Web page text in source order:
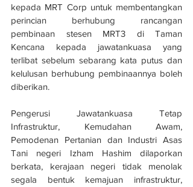
kepada MRT Corp untuk membentangkan
perincian berhubung rancangan
pembinaan stesen MRT3 di Taman
Kencana kepada jawatankuasa yang
terlibat sebelum sebarang kata putus dan
kelulusan berhubung pembinaannya boleh
diberikan.
Pengerusi Jawatankuasa Tetap
Infrastruktur, Kemudahan Awam,
Pemodenan Pertanian dan Industri Asas
Tani negeri Izham Hashim dilaporkan
berkata, kerajaan negeri tidak menolak
segala bentuk kemajuan infrastruktur,